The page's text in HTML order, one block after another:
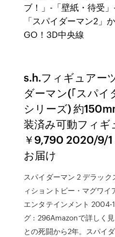
ブ！」-「壁紙・待受
「スパイダーマン2」
GO！3D中央線
s.h.フィギュアー
ダーマン(｢スパイ
シリーズ) 約
装済み可動フィ
￥9,790 2020/9/1
お届け
スパイダーマン 2 デラッ
ィショントビー・マグワ
エンタテインメント 2004-
グ : 296Amazonで詳しく
との死闘から2年。スパイ